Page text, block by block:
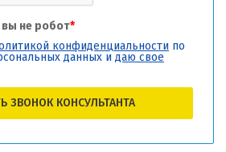
не робот*
конфиденциальности по
данных и даю свое
ЗВОНОК КОНСУЛЬТАНТА